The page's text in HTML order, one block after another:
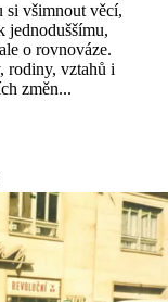
si všimnout věcí,
jednoduššímu,
o rovnováze.
rodiny, vztahů i
změn...